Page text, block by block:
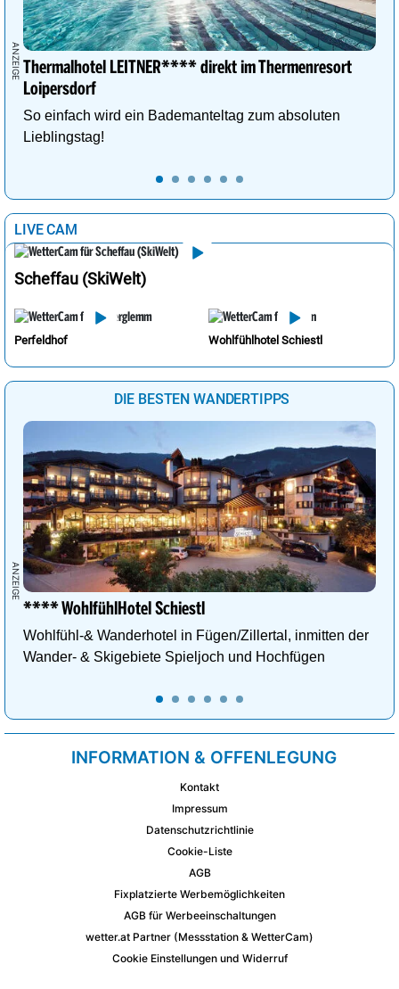
Thermalhotel LEITNER**** direkt im Thermenresort
Loipersdorf
So einfach wird ein Bademanteltag zum absoluten
Lieblingstag!
LIVE CAM
Scheffau (SkiWelt)
Perfeldhof Wohlfühlhotel Schiestl
DIE BESTEN WANDERTIPPS
**** WohlfühlHotel Schiestl
Wohlfühl-& Wanderhotel in Fügen/Zillertal, inmitten der
Wander- & Skigebiete Spieljoch und Hochfügen
INFORMATION & OFFENLEGUNG
Kontakt
Impressum
Datenschutzrichtlinie
Cookie-Liste
AGB
Fixplatzierte Werbemöglichkeiten
AGB für Werbeeinschaltungen
wetter.at Partner (Messstation & WetterCam)
Cookie Einstellungen und Widerruf